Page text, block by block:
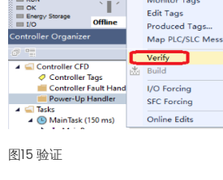
图15 验证